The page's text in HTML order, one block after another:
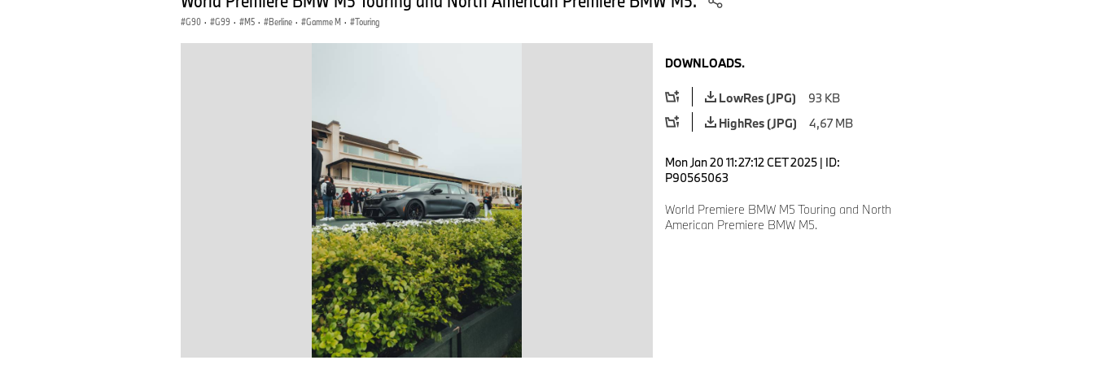
G90 · G99 · M5 · Berline · Gamme M · Touring
DOWNLOADS.
LowRes (JPG)
93 KB
HighRes (JPG)
4,67 MB
Mon Jan 20 11:27:12 CET 2025 | ID:
P90565063
World Premiere BMW M5 Touring and North
American Premiere BMW M5.